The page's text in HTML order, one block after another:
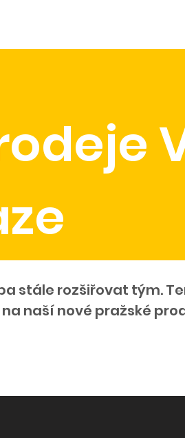
stále rozšiřovat tým.
naší nové pražské